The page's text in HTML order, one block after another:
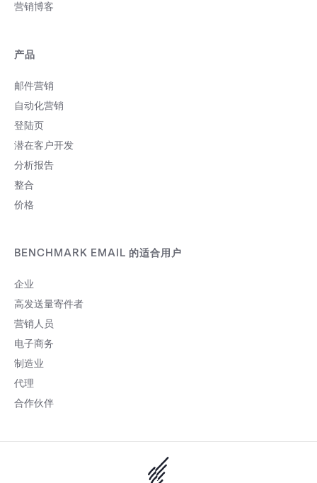
营销博客
产品
邮件营销
自动化营销
登陆页
潜在客户开发
分析报告
整合
价格
BENCHMARK EMAIL 的适合用户
企业
高发送量寄件者
营销人员
电子商务
制造业
代理
合作伙伴